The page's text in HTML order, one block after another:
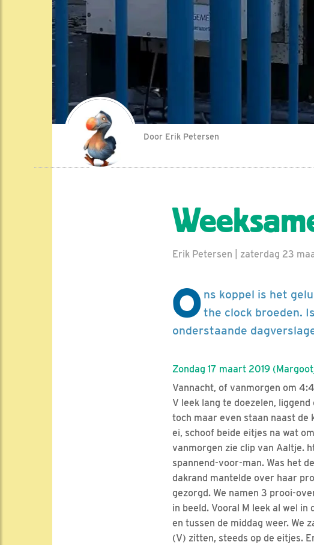
Door Erik Petersen
Erik Petersen | zaterdag 23
O ns koppel is het
the clock broeden.
onderstaande
Zondag 17 maart 2019
Vannacht, of vanmorgen om
V leek lang te doezelen,
toch maar even staan naast de
ei, schoof beide eitjes na wat
vanmorgen zie clip van Aaltje.
spannend-voor-man. Was het
dakrand mantelde over haar
gezorgd. We namen 3 prooi-
in beeld. Vooral M leek al wel
en tussen de middag weer. We
(V) zitten, steeds op de eitjes.